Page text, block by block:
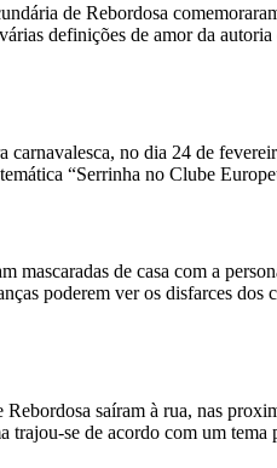
de Rebordosa
definições de amor da
carnavalesca, no dia 24 de
“Serrinha no Clube
de casa com a
poderem ver os disfarces dos
saíram à rua, nas
trajou-se de acordo com um